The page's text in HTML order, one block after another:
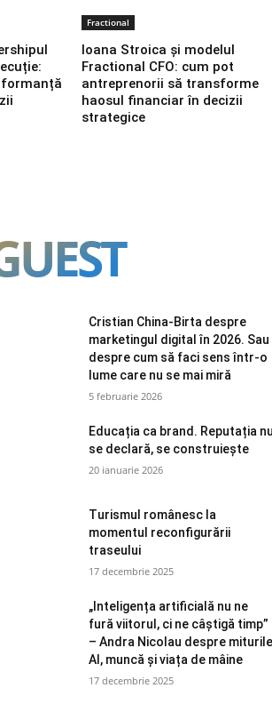
Fractional
Ioana Stroica și modelul
Fractional CFO: cum pot
antreprenorii să transforme
haosul financiar în decizii
strategice
Cristian China-Birta despre
marketingul digital în 2026. Sau
despre cum să faci sens într-o
lume care nu se mai miră
5 februarie 2026
Educația ca brand. Reputația nu
se declară, se construiește
20 ianuarie 2026
Turismul românesc la
momentul reconfigurării
traseului
17 decembrie 2025
„Inteligența artificială nu ne
fură viitorul, ci ne câștigă timp”
– Andra Nicolau despre miturile
AI, muncă și viața de mâine
17 decembrie 2025